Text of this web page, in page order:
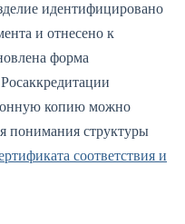
идентифицировано
и отнесено к
форма
копию можно
понимания структуры
соответствия и